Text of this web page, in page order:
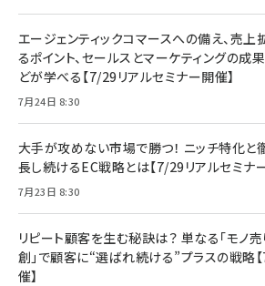
エージェンティックコマースへの備え、売
るポイント、セールスとマーケティングの成
どが学べる【7/29リアルセミナー開催】
7月24日 8:30
大手が攻めない市場で勝つ！ ニッチ特化
長し続けるEC戦略とは【7/29リアルセミナ
7月23日 8:30
リピート顧客を生む秘訣は？ 単なる「モノ売
創」で顧客に“選ばれ続ける”プラスの戦略
催】